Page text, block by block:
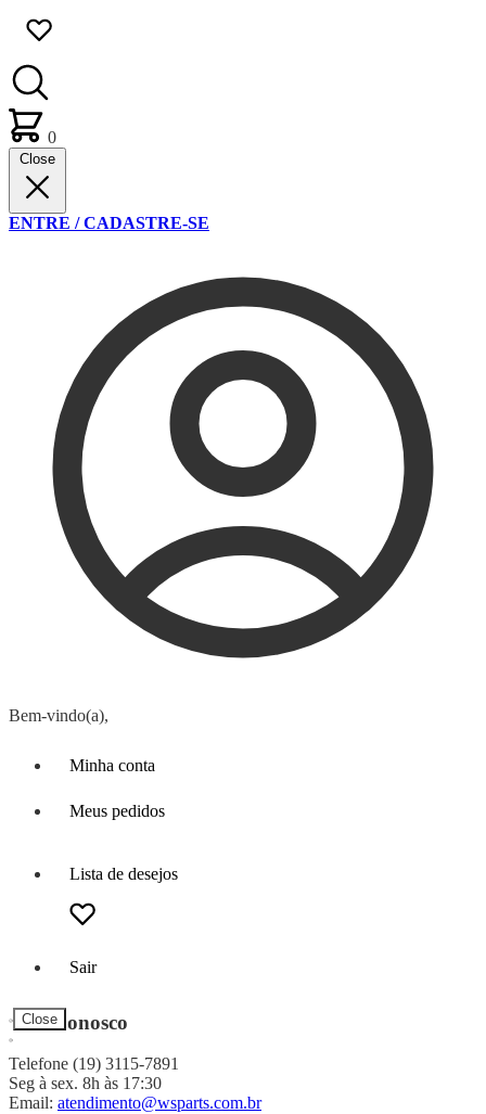
0
Close
ENTRE / CADASTRE-SE
Bem-vindo(a),
Minha conta
Meus pedidos
Lista de desejos
Sair
Close
Fale Conosco
Telefone (19) 3115-7891
Seg à sex. 8h às 17:30
Email: atendimento@wsparts.com.br